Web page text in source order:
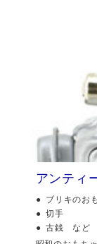
アンティ
ブリキのお
切手
古銭 など